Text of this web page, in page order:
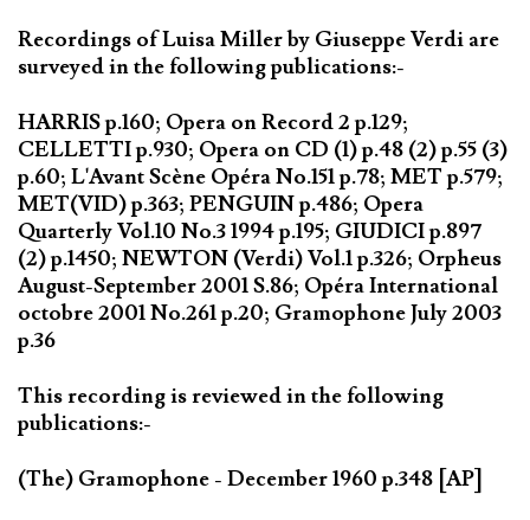
Recordings of Luisa Miller by Giuseppe Verdi are
surveyed in the following publications:-
HARRIS p.160; Opera on Record 2 p.129;
CELLETTI p.930; Opera on CD (1) p.48 (2) p.55 (3)
p.60; L'Avant Scène Opéra No.151 p.78; MET p.579;
MET(VID) p.363; PENGUIN p.486; Opera
Quarterly Vol.10 No.3 1994 p.195; GIUDICI p.897
(2) p.1450; NEWTON (Verdi) Vol.1 p.326; Orpheus
August-September 2001 S.86; Opéra International
octobre 2001 No.261 p.20; Gramophone July 2003
p.36
This recording is reviewed in the following
publications:-
(The) Gramophone - December 1960 p.348 [AP]